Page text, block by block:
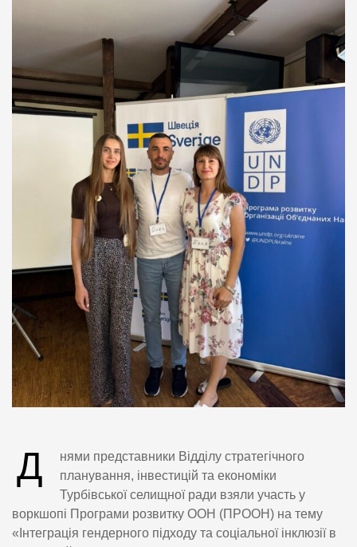
Д
нями представники Відділу стратегічного
планування, інвестицій та економіки
Турбівської селищної ради взяли участь у
воркшопі Програми розвитку ООН (ПРООН) на тему
«Інтеграція гендерного підходу та соціальної інклюзії в